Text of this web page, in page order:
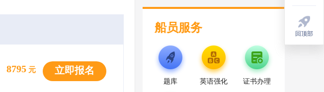
8795 元 立即报名
船员服务
题库 英语强化 证书办理
回顶部
回顶部